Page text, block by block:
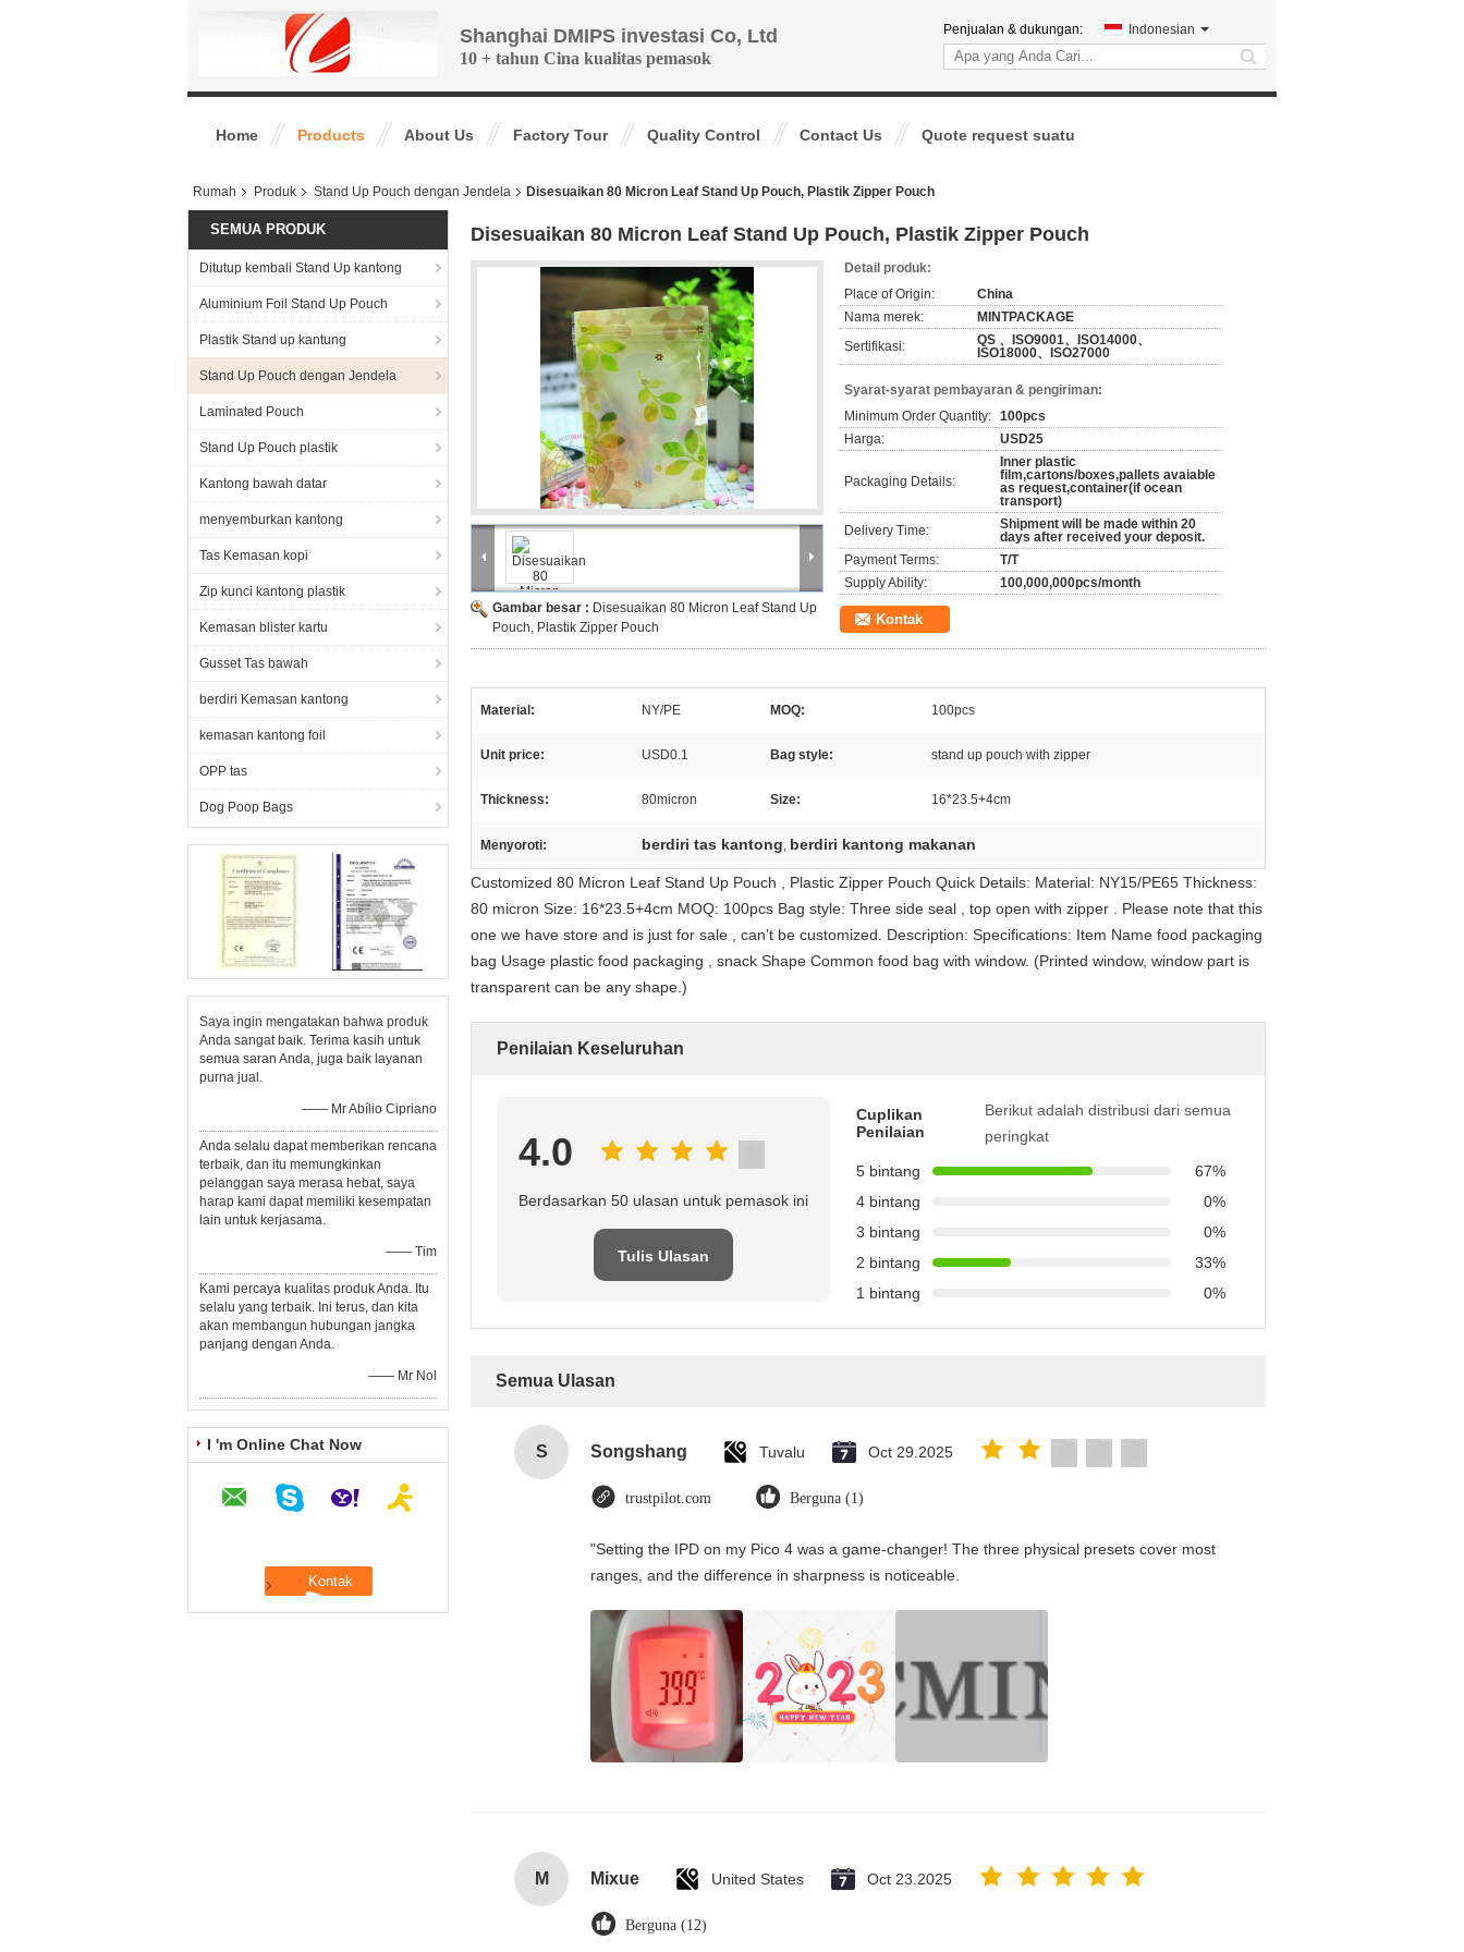
Shanghai DMIPS investasi Co, Ltd
10 + tahun Cina kualitas pemasok
Penjualan & dukungan: Indonesian
search
Home Products About Us Factory Tour Quality Control Contact Us Quote request suatu
Rumah Produk Stand Up Pouch dengan Jendela Disesuaikan 80 Micron Leaf Stand Up Pouch, Plastik Zipper Pouch
SEMUA PRODUK
Ditutup kembali Stand Up kantong
Aluminium Foil Stand Up Pouch
Plastik Stand up kantung
Stand Up Pouch dengan Jendela
Laminated Pouch
Stand Up Pouch plastik
Kantong bawah datar
menyemburkan kantong
Tas Kemasan kopi
Zip kunci kantong plastik
Kemasan blister kartu
Gusset Tas bawah
berdiri Kemasan kantong
kemasan kantong foil
OPP tas
Dog Poop Bags
Saya ingin mengatakan bahwa produk
Anda sangat baik. Terima kasih untuk
semua saran Anda, juga baik layanan
purna jual.
—— Mr Abílio Cipriano
Anda selalu dapat memberikan rencana
terbaik, dan itu memungkinkan
pelanggan saya merasa hebat, saya
harap kami dapat memiliki kesempatan
lain untuk kerjasama.
—— Tim
Kami percaya kualitas produk Anda. Itu
selalu yang terbaik. Ini terus, dan kita
akan membangun hubungan jangka
panjang dengan Anda.
—— Mr Nol
I 'm Online Chat Now
Disesuaikan 80 Micron Leaf Stand Up Pouch, Plastik Zipper Pouch
Gambar besar : Disesuaikan 80 Micron Leaf Stand Up
Pouch, Plastik Zipper Pouch
Detail produk:
Place of Origin:
China
Nama merek:
MINTPACKAGE
Sertifikasi:
QS 、ISO9001、ISO14000、
ISO18000、ISO27000
Syarat-syarat pembayaran & pengiriman:
Minimum Order Quantity: 100pcs
Harga:
USD25
Packaging Details:
Inner plastic
film,cartons/boxes,pallets avaiable
as request,container(if ocean
transport)
Delivery Time:
Shipment will be made within 20
days after received your deposit.
Payment Terms:
T/T
Supply Ability:
100,000,000pcs/month
Kontak
Material: NY/PE MOQ: 100pcs
Unit price: USD0.1 Bag style: stand up pouch with zipper
Thickness: 80micron Size: 16*23.5+4cm
Menyoroti: berdiri tas kantong, berdiri kantong makanan
Customized 80 Micron Leaf Stand Up Pouch , Plastic Zipper Pouch Quick Details: Material: NY15/PE65 Thickness:
80 micron Size: 16*23.5+4cm MOQ: 100pcs Bag style: Three side seal , top open with zipper . Please note that this
one we have store and is just for sale , can't be customized. Description: Specifications: Item Name food packaging
bag Usage plastic food packaging , snack Shape Common food bag with window. (Printed window, window part is
transparent can be any shape.)
Penilaian Keseluruhan
4.0
Berdasarkan 50 ulasan untuk pemasok ini
Tulis Ulasan
Cuplikan
Penilaian
Berikut adalah distribusi dari semua
peringkat
5 bintang
67%
4 bintang
0%
3 bintang
0%
2 bintang
33%
1 bintang
0%
Semua Ulasan
S Songshang Tuvalu Oct 29.2025
trustpilot.com Berguna (1)
"Setting the IPD on my Pico 4 was a game-changer! The three physical presets cover most
ranges, and the difference in sharpness is noticeable.
M Mixue United States Oct 23.2025
Berguna (12)